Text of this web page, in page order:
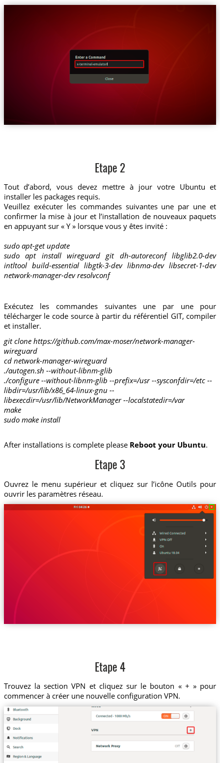
Etape 2
Tout d’abord, vous devez mettre à jour votre Ubuntu et
installer les packages requis.
Veuillez exécuter les commandes suivantes une par une et
confirmer la mise à jour et l’installation de nouveaux paquets
en appuyant sur « Y » lorsque vous y êtes invité :
sudo apt-get update
sudo apt install wireguard git dh-autoreconf libglib2.0-dev
intltool build-essential libgtk-3-dev libnma-dev libsecret-1-dev
network-manager-dev resolvconf
Exécutez les commandes suivantes une par une pour
télécharger le code source à partir du référentiel GIT, compiler
et installer.
git clone https://github.com/max-moser/network-manager-
wireguard
cd network-manager-wireguard
./autogen.sh --without-libnm-glib
./configure --without-libnm-glib --prefix=/usr --sysconfdir=/etc --
libdir=/usr/lib/x86_64-linux-gnu --
libexecdir=/usr/lib/NetworkManager --localstatedir=/var
make
sudo make install
After installations is complete please Reboot your Ubuntu.
Etape 3
Ouvrez le menu supérieur et cliquez sur l’icône Outils pour
ouvrir les paramètres réseau.
Etape 4
Trouvez la section VPN et cliquez sur le bouton « + » pour
commencer à créer une nouvelle configuration VPN.